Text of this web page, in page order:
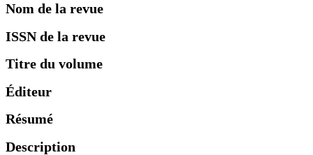
Nom de la revue
ISSN de la revue
Titre du volume
Éditeur
Résumé
Description